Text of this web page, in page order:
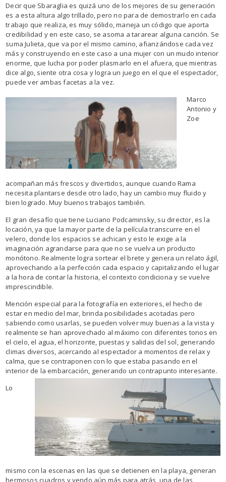
Decir que Sbaraglia es quizá uno de los mejores de su generación
es a esta altura algo trillado, pero no para de demostrarlo en cada
trabajo que realiza, es muy sólido, maneja un código que aporta
credibilidad y en este caso, se asoma a tararear alguna canción. Se
suma Julieta, que va por el mismo camino, afianzándose cada vez
más y construyendo en este caso a una mujer con un mudo interior
enorme, que lucha por poder plasmarlo en el afuera, que mientras
dice algo, siente otra cosa y logra un juego en el que el espectador,
puede ver ambas facetas a la vez.
Marco
Antonio y
Zoe
acompañan más frescos y divertidos, aunque cuando Rama
necesita plantarse desde otro lado, hay un cambio muy fluido y
bien logrado. Muy buenos trabajos también.
El gran desafío que tiene Luciano Podcaminsky, su director, es la
locación, ya que la mayor parte de la película transcurre en el
velero, donde los espacios se achican y esto le exige a la
imaginación agrandarse para que no se vuelva un producto
monótono. Realmente logra sortear el brete y genera un relato ágil,
aprovechando a la perfección cada espacio y capitalizando el lugar
a la hora de contar la historia, el contexto condiciona y se vuelve
imprescindible.
Mención especial para la fotografía en exteriores, el hecho de
estar en medio del mar, brinda posibilidades acotadas pero
sabiendo como usarlas, se pueden volver muy buenas a la vista y
realmente se han aprovechado al máximo con diferentes tonos en
el cielo, el agua, el horizonte, puestas y salidas del sol, generando
climas diversos, acercando al espectador a momentos de relax y
calma, que se contraponen con lo que estaba pasando en el
interior de la embarcación, generando un contrapunto interesante.
Lo
mismo con la escenas en las que se detienen en la playa, generan
hermosos cuadros y yendo aún más para atrás, una de las